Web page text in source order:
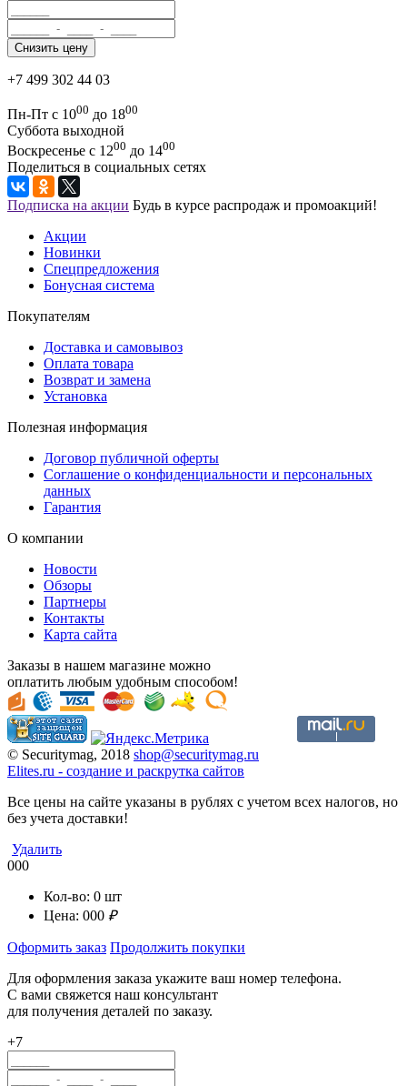
+7 499 302 44 03
Пн-Пт с 1000 до 1800
Суббота выходной
Воскресенье с 1200 до 1400
Поделиться в социальных сетях
Подписка на акции Будь в курсе распродаж и промоакций!
Акции
Новинки
Спецпредложения
Бонусная система
Покупателям
Доставка и самовывоз
Оплата товара
Возврат и замена
Установка
Полезная информация
Договор публичной оферты
Соглашение о конфиденциальности и персональных
данных
Гарантия
О компании
Новости
Обзоры
Партнеры
Контакты
Карта сайта
Заказы в нашем магазине можно
оплатить любым удобным способом!
© Securitymag, 2018 shop@securitymag.ru
Elites.ru - cоздание и раскрутка сайтов
Все цены на сайте указаны в рублях с учетом всех налогов, но
без учета доставки!
Удалить
000
Кол-во: 0 шт
Цена: 000 ₽
Оформить заказ Продолжить покупки
Для оформления заказа укажите ваш номер телефона.
С вами свяжется наш консультант
для получения деталей по заказу.
+7